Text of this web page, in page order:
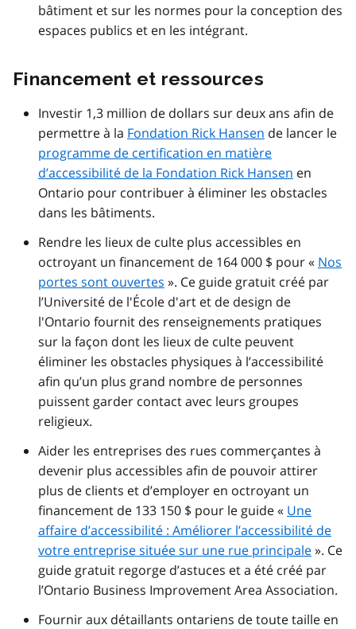
bâtiment et sur les normes pour la conception des
espaces publics et en les intégrant.
Financement et ressources
Investir 1,3 million de dollars sur deux ans afin de
permettre à la Fondation Rick Hansen de lancer le
programme de certification en matière
d’accessibilité de la Fondation Rick Hansen en
Ontario pour contribuer à éliminer les obstacles
dans les bâtiments.
Rendre les lieux de culte plus accessibles en
octroyant un financement de 164 000 $ pour « Nos
portes sont ouvertes ». Ce guide gratuit créé par
l’Université de l'École d'art et de design de
l'Ontario fournit des renseignements pratiques
sur la façon dont les lieux de culte peuvent
éliminer les obstacles physiques à l’accessibilité
afin qu’un plus grand nombre de personnes
puissent garder contact avec leurs groupes
religieux.
Aider les entreprises des rues commerçantes à
devenir plus accessibles afin de pouvoir attirer
plus de clients et d’employer en octroyant un
financement de 133 150 $ pour le guide « Une
affaire d’accessibilité : Améliorer l’accessibilité de
votre entreprise située sur une rue principale». Ce
guide gratuit regorge d’astuces et a été créé par
l’Ontario Business Improvement Area Association.
Fournir aux détaillants ontariens de toute taille en